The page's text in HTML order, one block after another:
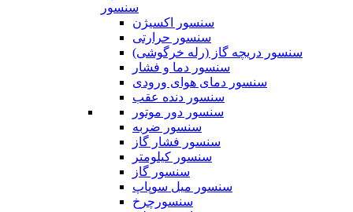
سنسور
سنسور اکسیژن
سنسور حرارتی
سنسور دریچه گاز (رله خرگوشی)
سنسور دما و فشار
سنسور دمای هوای ورودی
سنسور دنده عقب
سنسور دور موتور
سنسور ضربه
سنسور فشار گاز
سنسور کیلومتر
سنسور گاز
سنسور میل سوپاپ
سنسورچرخ